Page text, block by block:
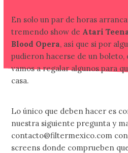
En solo un par de horas
tremendo show de Atari
Blood Opera, así que si por
pudieron hacerse de un
vamos a regalar algunos para
casa.
Lo único que deben hacer es
nuestra siguiente pregunta y
contacto@filtermexico.com
screens donde comprueben